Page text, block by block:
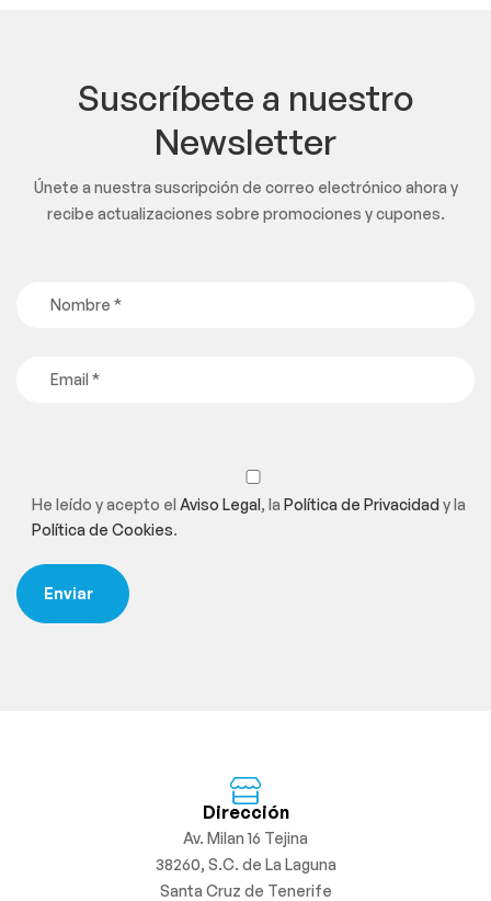
Suscríbete a nuestro
Newsletter
Únete a nuestra suscripción de correo electrónico ahora y
recibe actualizaciones sobre promociones y cupones.
He leído y acepto el Aviso Legal, la Política de Privacidady la
Política de Cookies.
Dirección
Av. Milan 16 Tejina
38260, S.C. de La Laguna
Santa Cruz de Tenerife